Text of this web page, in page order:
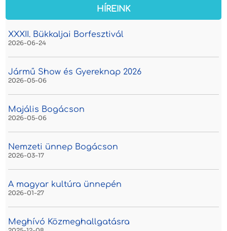
HÍREINK
XXXII. Bükkaljai Borfesztivál
2026-06-24
Jármű Show és Gyereknap 2026
2026-05-06
Majális Bogácson
2026-05-06
Nemzeti ünnep Bogácson
2026-03-17
A magyar kultúra ünnepén
2026-01-27
Meghívó Közmeghallgatásra